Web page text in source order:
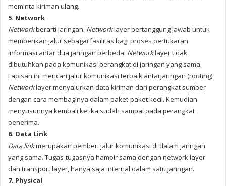
meminta kiriman ulang.
5. Network
Networkberarti jaringan. Networklayer bertanggung jawab untuk
memberikan jalur sebagai fasilitas bagi proses pertukaran
informasi antar dua jaringan berbeda. Networklayer tidak
dibutuhkan pada komunikasi perangkat di jaringan yang sama.
Lapisan ini mencari jalur komunikasi terbaik antarjaringan (routing).
Networklayer menyalurkan data kiriman dari perangkat sumber
dengan cara membaginya dalam paket-paket kecil. Kemudian
menyusunnya kembali ketika sudah sampai pada perangkat
penerima.
6. Data Link
Data linkmerupakan pemberi jalur komunikasi di dalam jaringan
yang sama. Tugas-tugasnya hampir sama dengan network layer
dan transport layer, hanya saja internal dalam satu jaringan.
7. Physical